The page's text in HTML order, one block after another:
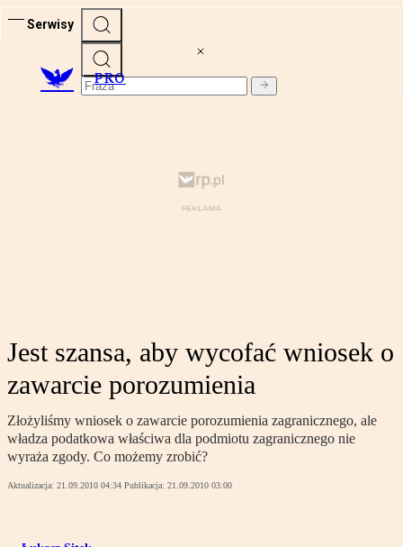
Serwisy
PRO
Jest szansa, aby wycofać wniosek o
zawarcie porozumienia
Złożyliśmy wniosek o zawarcie porozumienia zagranicznego, ale
władza podatkowa właściwa dla podmiotu zagranicznego nie
wyraża zgody. Co możemy zrobić?
Aktualizacja: 21.09.2010 04:34 Publikacja: 21.09.2010 03:00